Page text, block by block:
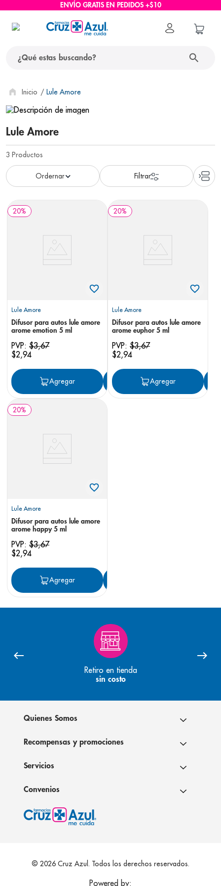
ENVÍO GRATIS EN PEDIDOS +$10
Lule Amore
Lule Amore
3 Productos
20%
Lule Amore
Difusor para autos lule amore
arome emotion 5 ml
PVP: $3,67
$2,94
Agregar Agregar
20%
Lule Amore
Difusor para autos lule amore
arome euphor 5 ml
PVP: $3,67
$2,94
Agregar
20%
Lule Amore
Difusor para autos lule amore
arome happy 5 ml
PVP: $3,67
$2,94
Agregar
Retiro en tienda
sin costo
Quienes Somos
Recompensas y promociones
Servicios
Convenios
© 2026 Cruz Azul. Todos los derechos reservados.
Powered by:
términos más buscados
1. protector solar
2 pañales
3. eucerin
4. cerave
nivea
6. bioderma
7.
pediasure
panolini